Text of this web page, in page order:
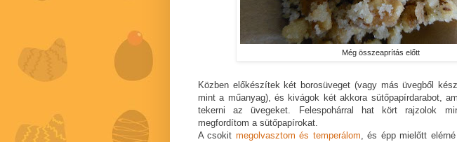
Még összeaprítás előtt
Közben előkészítek két borosüveget (vagy más üvegből
mint a műanyag), és kivágok két akkora sütőpapírdarabot,
tekerni az üvegeket. Felespohárral hat kört rajzolok
megfordítom a sütőpapírokat.
A csokit megolvasztom és temperálom, és épp mielőtt